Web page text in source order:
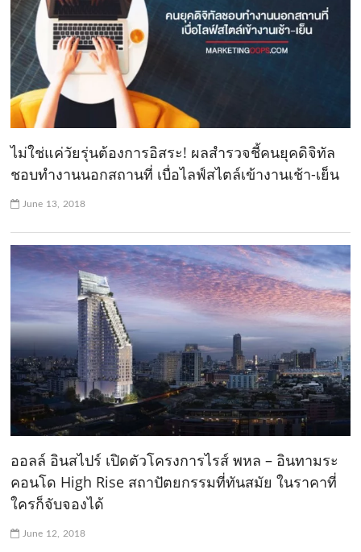
ไม่ใช่แค่วัยรุ่นต้องการอิสระ! ผลสำรวจชี้คนยุคดิจิทัล
ชอบทำงานนอกสถานที่ เบื่อไลฟ์สไตล์เข้างานเช้า-เย็น
June 13, 2018
ออลล์ อินสไปร์ เปิดตัวโครงการไรส์ พหล – อินทามระ
คอนโด High Rise สถาปัตยกรรมที่ทันสมัย ในราคาที่
ใครก็จับจองได้
June 12, 2018